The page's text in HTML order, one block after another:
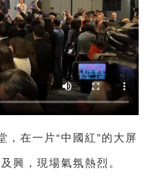
在一片“中國紅”的大屏
興，現場氣氛熱烈。